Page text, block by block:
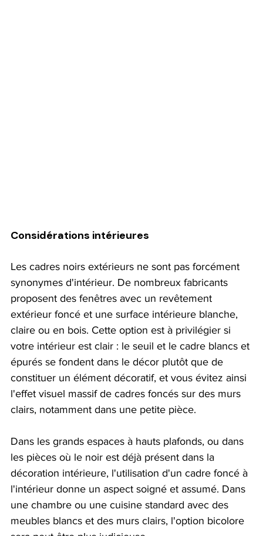
Considérations intérieures
Les cadres noirs extérieurs ne sont pas forcément
synonymes d'intérieur. De nombreux fabricants
proposent des fenêtres avec un revêtement
extérieur foncé et une surface intérieure blanche,
claire ou en bois. Cette option est à privilégier si
votre intérieur est clair : le seuil et le cadre blancs et
épurés se fondent dans le décor plutôt que de
constituer un élément décoratif, et vous évitez ainsi
l'effet visuel massif de cadres foncés sur des murs
clairs, notamment dans une petite pièce.
Dans les grands espaces à hauts plafonds, ou dans
les pièces où le noir est déjà présent dans la
décoration intérieure, l'utilisation d'un cadre foncé à
l'intérieur donne un aspect soigné et assumé. Dans
une chambre ou une cuisine standard avec des
meubles blancs et des murs clairs, l'option bicolore